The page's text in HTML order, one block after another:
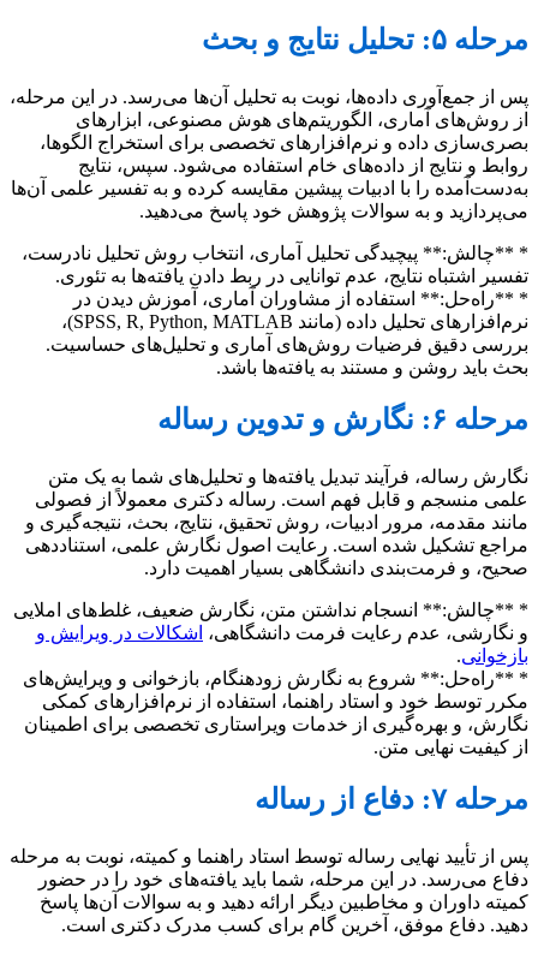
مرحله ۵: تحلیل نتایج و بحث
پس از جمع‌آوری داده‌ها، نوبت به تحلیل آن‌ها می‌رسد. در این مرحله،
از روش‌های آماری، الگوریتم‌های هوش مصنوعی، ابزارهای
بصری‌سازی داده و نرم‌افزارهای تخصصی برای استخراج الگوها،
روابط و نتایج از داده‌های خام استفاده می‌شود. سپس، نتایج
به‌دست‌آمده را با ادبیات پیشین مقایسه کرده و به تفسیر علمی آن‌ها
می‌پردازید و به سوالات پژوهش خود پاسخ می‌دهید.
* **چالش:** پیچیدگی تحلیل آماری، انتخاب روش تحلیل نادرست،
تفسیر اشتباه نتایج، عدم توانایی در ربط دادن یافته‌ها به تئوری.
* **راه‌حل:** استفاده از مشاوران آماری، آموزش دیدن در
نرم‌افزارهای تحلیل داده (مانند SPSS, R, Python, MATLAB)،
بررسی دقیق فرضیات روش‌های آماری و تحلیل‌های حساسیت.
بحث باید روشن و مستند به یافته‌ها باشد.
مرحله ۶: نگارش و تدوین رساله
نگارش رساله، فرآیند تبدیل یافته‌ها و تحلیل‌های شما به یک متن
علمی منسجم و قابل فهم است. رساله دکتری معمولاً از فصولی
مانند مقدمه، مرور ادبیات، روش تحقیق، نتایج، بحث، نتیجه‌گیری و
مراجع تشکیل شده است. رعایت اصول نگارش علمی، استناددهی
صحیح، و فرمت‌بندی دانشگاهی بسیار اهمیت دارد.
* **چالش:** انسجام نداشتن متن، نگارش ضعیف، غلط‌های املایی
و نگارشی، عدم رعایت فرمت دانشگاهی، اشکالات در ویرایش و
بازخوانی.
* **راه‌حل:** شروع به نگارش زودهنگام، بازخوانی و ویرایش‌های
مکرر توسط خود و استاد راهنما، استفاده از نرم‌افزارهای کمکی
نگارش، و بهره‌گیری از خدمات ویراستاری تخصصی برای اطمینان
از کیفیت نهایی متن.
مرحله ۷: دفاع از رساله
پس از تأیید نهایی رساله توسط استاد راهنما و کمیته، نوبت به مرحله
دفاع می‌رسد. در این مرحله، شما باید یافته‌های خود را در حضور
کمیته داوران و مخاطبین دیگر ارائه دهید و به سوالات آن‌ها پاسخ
دهید. دفاع موفق، آخرین گام برای کسب مدرک دکتری است.